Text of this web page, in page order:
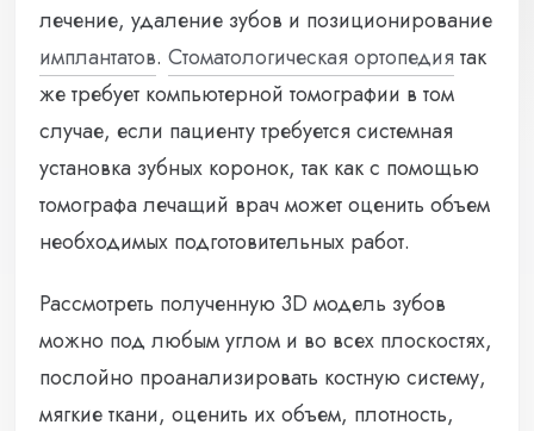
лечение, удаление зубов и позиционирование
имплантатов. Стоматологическая ортопедия так
же требует компьютерной томографии в том
случае, если пациенту требуется системная
установка зубных коронок, так как с помощью
томографа лечащий врач может оценить объем
необходимых подготовительных работ.
Рассмотреть полученную 3D модель зубов
можно под любым углом и во всех плоскостях,
послойно проанализировать костную систему,
мягкие ткани, оценить их объем, плотность,